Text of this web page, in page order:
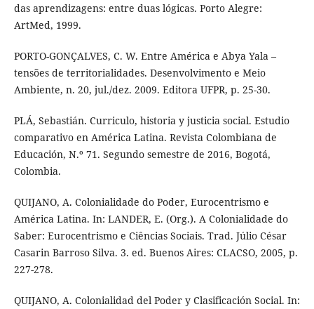
das aprendizagens: entre duas lógicas. Porto Alegre:
ArtMed, 1999.
PORTO-GONÇALVES, C. W. Entre América e Abya Yala –
tensões de territorialidades. Desenvolvimento e Meio
Ambiente, n. 20, jul./dez. 2009. Editora UFPR, p. 25-30.
PLÁ, Sebastián. Curriculo, historia y justicia social. Estudio
comparativo en América Latina. Revista Colombiana de
Educación, N.º 71. Segundo semestre de 2016, Bogotá,
Colombia.
QUIJANO, A. Colonialidade do Poder, Eurocentrismo e
América Latina. In: LANDER, E. (Org.). A Colonialidade do
Saber: Eurocentrismo e Ciências Sociais. Trad. Júlio César
Casarin Barroso Silva. 3. ed. Buenos Aires: CLACSO, 2005, p.
227-278.
QUIJANO, A. Colonialidad del Poder y Clasificación Social. In: